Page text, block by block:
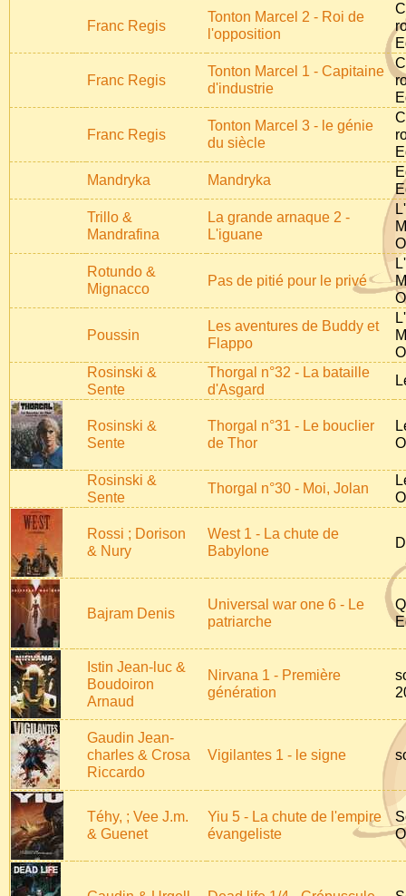
Franc Regis
Tonton Marcel 2 - Roi de
l'opposition
Franc Regis
Tonton Marcel 1 - Capitaine
d'industrie
Franc Regis
Tonton Marcel 3 - le génie
du siècle
Mandryka
Mandryka
Trillo &
Mandrafina
La grande arnaque 2 -
L'iguane
Rotundo &
Mignacco
Pas de pitié pour le privé
Poussin
Les aventures de Buddy et
Flappo
Rosinski &
Sente
Thorgal n°32 - La bataille
d'Asgard
Rosinski &
Sente
Thorgal n°31 - Le bouclier
de Thor
Rosinski &
Sente
Thorgal n°30 - Moi, Jolan
Rossi ; Dorison
& Nury
West 1 - La chute de
Babylone
Bajram Denis
Universal war one 6 - Le
patriarche
Istin Jean-luc &
Boudoiron
Arnaud
Nirvana 1 - Première
génération
Gaudin Jean-
charles & Crosa
Riccardo
Vigilantes 1 - le signe
Téhy, ; Vee J.m.
& Guenet
Yiu 5 - La chute de l'empire
évangeliste